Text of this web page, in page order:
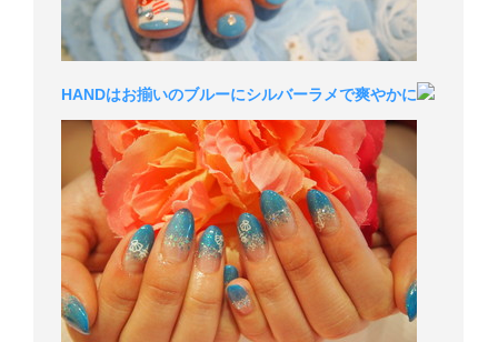
HANDはお揃いのブルーにシルバーラメで爽やかに